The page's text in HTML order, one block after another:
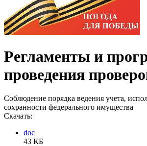
Регламенты и
проведения
Соблюдение порядка ведения учета,
сохранности федерального имущества
Скачать:
doc
43 КБ